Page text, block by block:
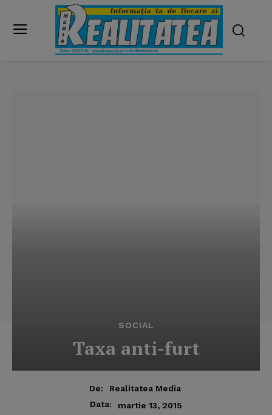
SOCIAL
Taxa anti-furt
De:
Realitatea Media
Data:
martie 13, 2015